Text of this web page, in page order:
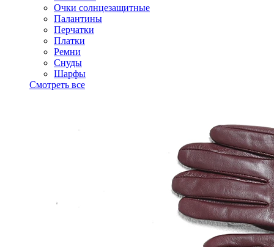
Очки солнцезащитные
Палантины
Перчатки
Платки
Ремни
Снуды
Шарфы
Смотреть все